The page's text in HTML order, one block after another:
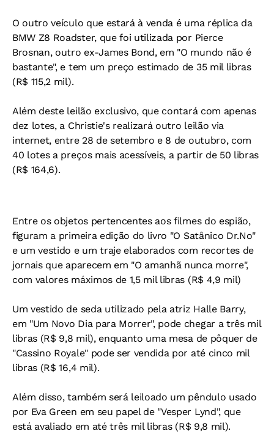
O outro veículo que estará à venda é uma réplica da
BMW Z8 Roadster, que foi utilizada por Pierce
Brosnan, outro ex-James Bond, em "O mundo não é
bastante", e tem um preço estimado de 35 mil libras
(R$ 115,2 mil).
Além deste leilão exclusivo, que contará com apenas
dez lotes, a Christie's realizará outro leilão via
internet, entre 28 de setembro e 8 de outubro, com
40 lotes a preços mais acessíveis, a partir de 50 libras
(R$ 164,6).
Entre os objetos pertencentes aos filmes do espião,
figuram a primeira edição do livro "O Satânico Dr.No"
e um vestido e um traje elaborados com recortes de
jornais que aparecem em "O amanhã nunca morre",
com valores máximos de 1,5 mil libras (R$ 4,9 mil)
Um vestido de seda utilizado pela atriz Halle Barry,
em "Um Novo Dia para Morrer", pode chegar a três mil
libras (R$ 9,8 mil), enquanto uma mesa de pôquer de
"Cassino Royale" pode ser vendida por até cinco mil
libras (R$ 16,4 mil).
Além disso, também será leiloado um pêndulo usado
por Eva Green em seu papel de "Vesper Lynd", que
está avaliado em até três mil libras (R$ 9,8 mil).